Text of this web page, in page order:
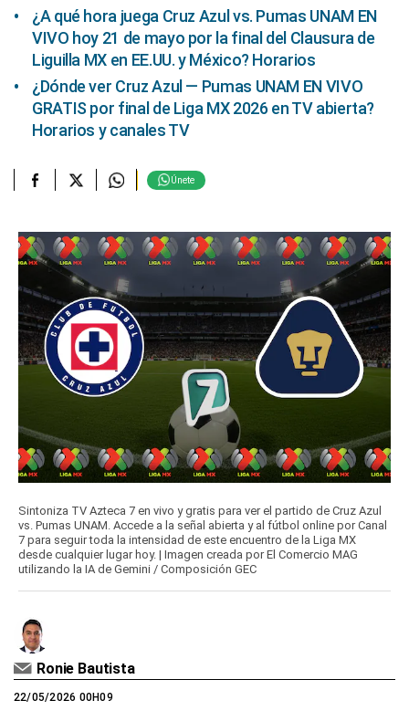
¿A qué hora juega Cruz Azul vs. Pumas UNAM EN
VIVO hoy 21 de mayo por la final del Clausura de
Liguilla MX en EE.UU. y México? Horarios
¿Dónde ver Cruz Azul — Pumas UNAM EN VIVO
GRATIS por final de Liga MX 2026 en TV abierta?
Horarios y canales TV
Únete
Sintoniza TV Azteca 7 en vivo y gratis para ver el partido de Cruz Azul
vs. Pumas UNAM. Accede a la señal abierta y al fútbol online por Canal
7 para seguir toda la intensidad de este encuentro de la Liga MX
desde cualquier lugar hoy. | Imagen creada por El Comercio MAG
utilizando la IA de Gemini / Composición GEC
Ronie Bautista
22/05/2026 00H09